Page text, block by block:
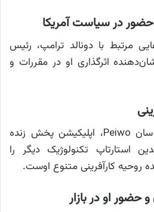
در سیاست آمریکا
مرتبط با دونالد ترامپ، رئیس
اثرگذاری او در مقررات و
پیش از تاسیس TRON، سان Peiwo، اپلیکیشن پخش زنده
استارتاپ تکنولوژیک دیگر را
روحیه کارآفرینی متنوع اوست.
حضور او در بازار